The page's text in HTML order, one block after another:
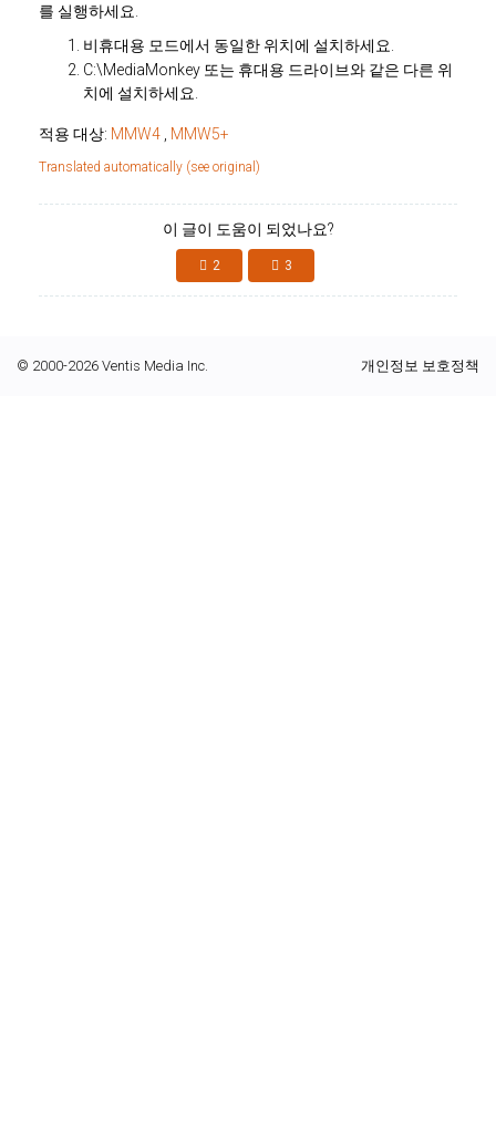
를 실행하세요.
비휴대용 모드에서 동일한 위치에 설치하세요.
C:\MediaMonkey 또는 휴대용 드라이브와 같은 다른 위
치에 설치하세요.
적용 대상: MMW4 MMW5+
Translated automatically (see original)
이 글이 도움이 되었나요?
2 3
© 2000-2026 Ventis Media Inc. 개인정보 보호정책